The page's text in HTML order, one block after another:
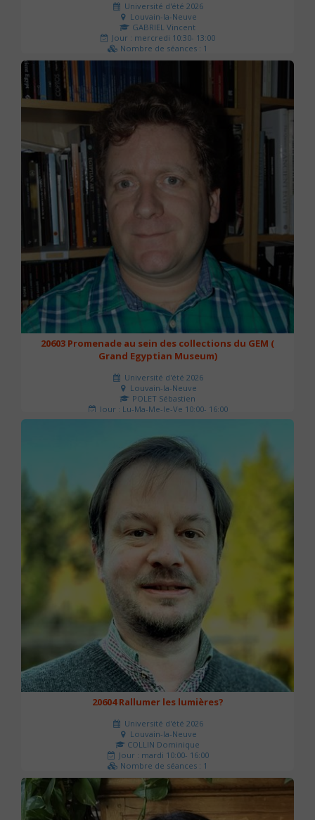
Université d'été 2026
Louvain-la-Neuve
GABRIEL Vincent
Jour : mercredi 10:30- 13:00
Nombre de séances : 1
21 €
20603 Promenade au sein des collections du GEM (
Grand Egyptian Museum)
Université d'été 2026
Louvain-la-Neuve
POLET Sébastien
Jour : Lu-Ma-Me-Je-Ve 10:00- 16:00
Nombre de séances : 2
20604 Rallumer les lumières?
Université d'été 2026
Louvain-la-Neuve
COLLIN Dominique
Jour : mardi 10:00- 16:00
Nombre de séances : 1
60 €